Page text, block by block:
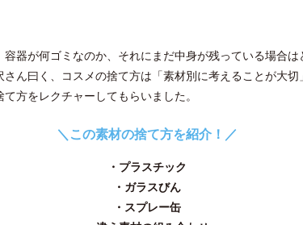
器が何ゴミなのか、それにまだ中身が残っている場合
ん曰く、コスメの捨て方は「素材別に考えることが大
方をレクチャーしてもらいました。
＼この素材の捨て方を紹介！／
・プラスチック
・ガラスびん
・スプレー缶